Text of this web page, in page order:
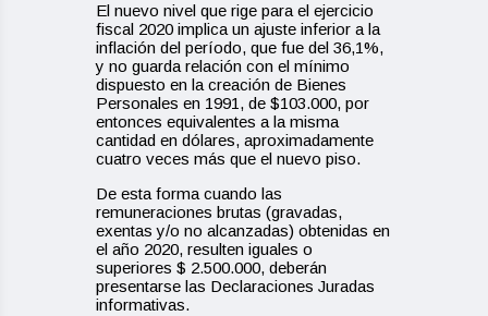
El nuevo nivel que rige para el ejercicio
fiscal 2020 implica un ajuste inferior a la
inflación del período, que fue del 36,1%,
y no guarda relación con el mínimo
dispuesto en la creación de Bienes
Personales en 1991, de $103.000, por
entonces equivalentes a la misma
cantidad en dólares, aproximadamente
cuatro veces más que el nuevo piso.
De esta forma cuando las
remuneraciones brutas (gravadas,
exentas y/o no alcanzadas) obtenidas en
el año 2020, resulten iguales o
superiores $ 2.500.000, deberán
presentarse las Declaraciones Juradas
informativas.